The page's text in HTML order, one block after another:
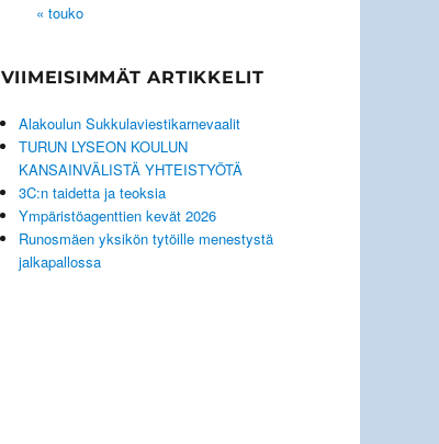
« touko
VIIMEISIMMÄT ARTIKKELIT
Alakoulun Sukkulaviestikarnevaalit
TURUN LYSEON KOULUN
KANSAINVÄLISTÄ YHTEISTYÖTÄ
3C:n taidetta ja teoksia
Ympäristöagenttien kevät 2026
Runosmäen yksikön tytöille menestystä
jalkapallossa